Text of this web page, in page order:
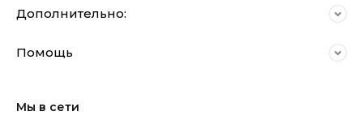
Дополнительно:
Помощь
Мы в сети